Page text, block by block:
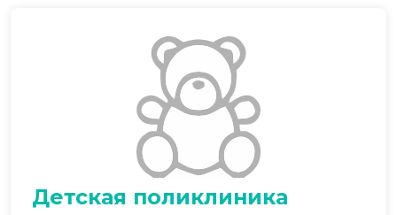
Детская поликлиника